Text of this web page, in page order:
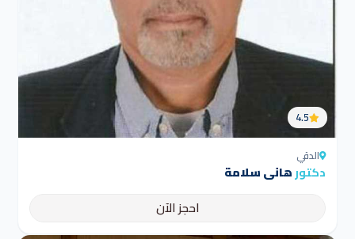
4.5
الدقي
دكتورهانى سلامة
احجز الآن